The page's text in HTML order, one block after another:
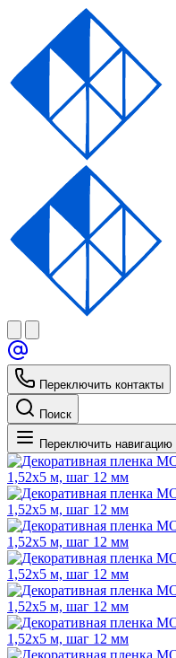
Переключить контакты
Поиск
Переключить навигацию